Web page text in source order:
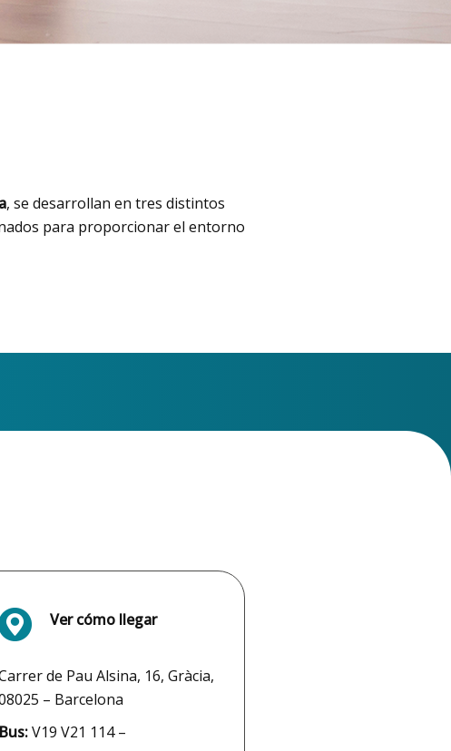
, se desarrollan en tres distintos
para proporcionar el entorno
Ver cómo llegar
de Pau Alsina, 16, Gràcia,
– Barcelona
Bus:V19 V21 114 –